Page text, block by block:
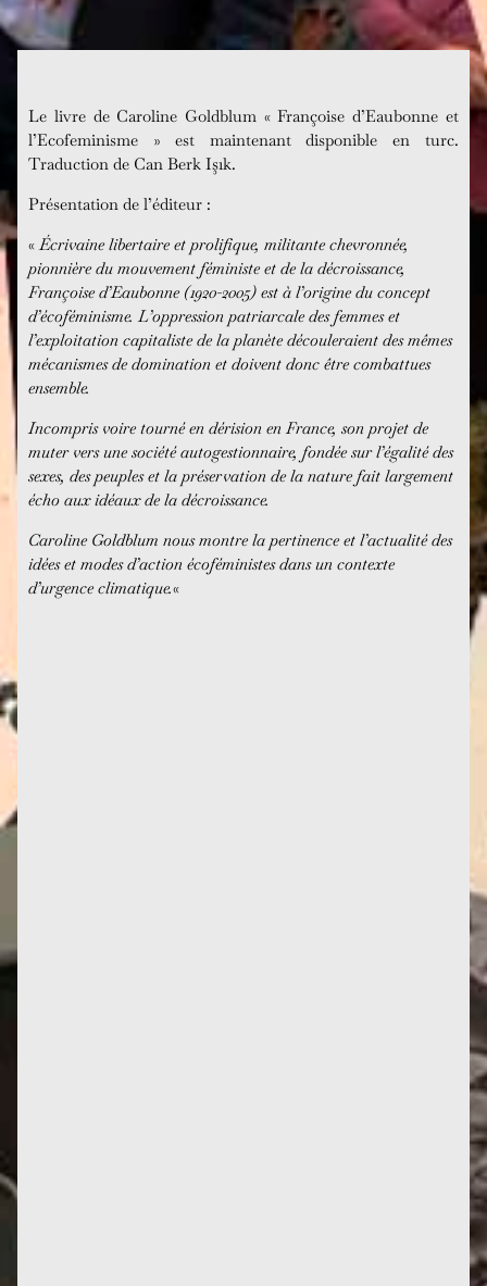
Le livre de Caroline Goldblum « Françoise d’Eaubonne et
l’Ecofeminisme » est maintenant disponible en turc.
Traduction de Can Berk Işık.
Présentation de l’éditeur :
«Écrivaine libertaire et prolifique, militante chevronnée,
pionnière du mouvement féministe et de la décroissance,
Françoise d’Eaubonne (1920-2005) est à l’origine du concept
d’écoféminisme. L’oppression patriarcale des femmes et
l’exploitation capitaliste de la planète découleraient des mêmes
mécanismes de domination et doivent donc être combattues
ensemble.
Incompris voire tourné en dérision en France, son projet de
muter vers une société autogestionnaire, fondée sur l’égalité des
sexes, des peuples et la préservation de la nature fait largement
écho aux idéaux de la décroissance.
Caroline Goldblum nous montre la pertinence et l’actualité des
idées et modes d’action écoféministes dans un contexte
d’urgence climatique.«